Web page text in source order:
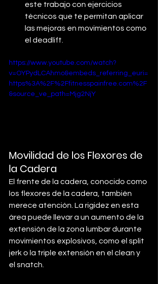
este trabajo con ejercicios
técnicos que te permitan aplicar
las mejoras en movimientos como
el deadlift.
https://www.youtube.com/watch?
v=OYPydLCAhmo&embeds_referring_euri=
https%3A%2F%2Ffitnesspainfree.com%2F
&source_ve_path=Mjg2NjY
Movilidad de los Flexores de
la Cadera
El frente de la cadera, conocido como
los flexores de la cadera, también
merece atención. La rigidez en esta
área puede llevar a un aumento de la
extensión de la zona lumbar durante
movimientos explosivos, como el split
jerk o la triple extensión en el clean y
el snatch.